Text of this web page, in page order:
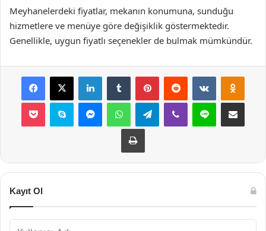
Meyhanelerdeki fiyatlar, mekanın konumuna, sunduğu
hizmetlere ve menüye göre değişiklik göstermektedir.
Genellikle, uygun fiyatlı seçenekler de bulmak mümkündür.
Facebook
X LinkedInTumblr PinterestReddit VKontakte
Pocket Skype MessengerWhatsAppTelegramViber Line E-Posta ile
Yazdır
Kayıt Ol